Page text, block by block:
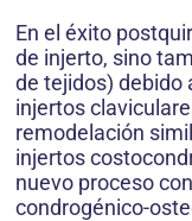
En el éxito
de injerto, sino
de tejidos) debido
injertos
remodelación
injertos
nuevo proceso
condrogénico-